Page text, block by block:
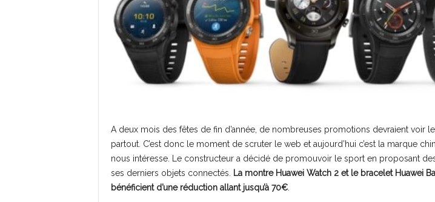
A deux mois des fêtes de fin d’année, de nombreuses promotions devraient voir
partout. C’est donc le moment de scruter le web et aujourd’hui c’est la marque
nous intéresse. Le constructeur a décidé de promouvoir le sport en proposant
ses derniers objets connectés.
La montre Huawei Watch 2 et le bracelet Huawei
bénéficient d’une réduction allant jusqu’à 70€.